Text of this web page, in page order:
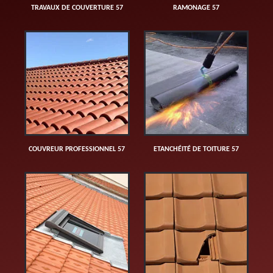
TRAVAUX DE COUVERTURE 57 RAMONAGE 57
COUVREUR PROFESSIONNEL 57 ETANCHÉITÉ DE TOITURE 57